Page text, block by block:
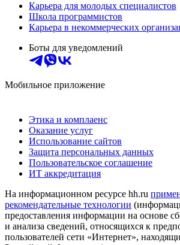
Карьера для молодых специалистов
Школа программистов
Карьера в некоммерческих
Боты для уведомлений
Мобильное приложение
Этика и комплаенс
Оказание услуг
Использование сайтов
Защита персональных данных
Пользовательское соглашение
ИТ аккредитация
На информационном ресурсе hh.ru
рекомендательные технологии
предоставления информации на основе
и анализа сведений, относящихся к
пользователей сети «Интернет»,